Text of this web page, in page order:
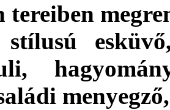
tereiben